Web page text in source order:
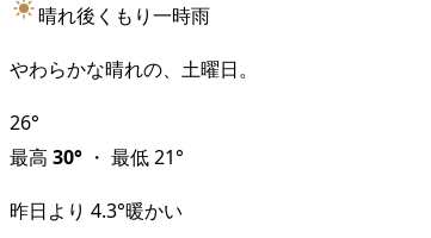
晴れ後くもり一時雨
やわらかな晴れの、土曜日。
26°
最高 30° ・ 最低21°
昨日より 4.3°暖かい